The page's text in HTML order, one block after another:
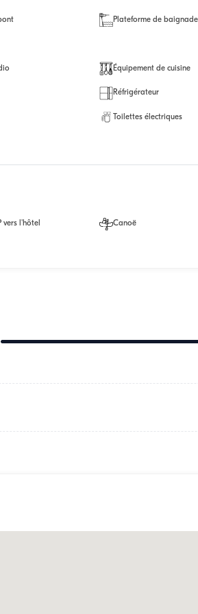
Plateforme de baignade
Équipement de cuisine
Réfrigérateur
Toilettes électriques
vers l'hôtel Canoë